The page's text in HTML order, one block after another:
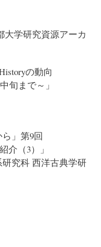
学研究資源アーカ
の動向
まで～」
」第9回
介（3）」
究科 西洋古典学研